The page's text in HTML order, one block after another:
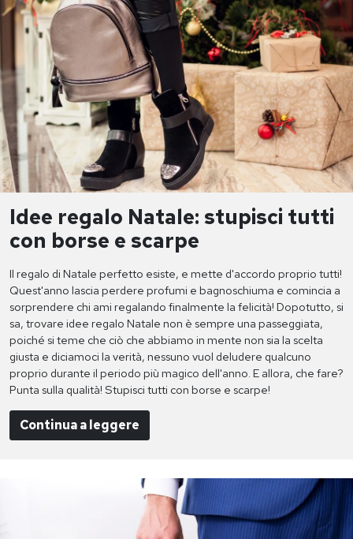
Idee regalo Natale: stupisci tutti
con borse e scarpe
Il regalo di Natale perfetto esiste, e mette d'accordo proprio tutti!
Quest'anno lascia perdere profumi e bagnoschiuma e comincia a
sorprendere chi ami regalando finalmente la felicità! Dopotutto, si
sa, trovare idee regalo Natale non è sempre una passeggiata,
poiché si teme che ciò che abbiamo in mente non sia la scelta
giusta e diciamoci la verità, nessuno vuol deludere qualcuno
proprio durante il periodo più magico dell'anno. E allora, che fare?
Punta sulla qualità! Stupisci tutti con borse e scarpe!
Continua a leggere